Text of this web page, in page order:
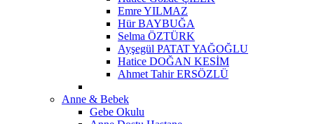
Emre YILMAZ
Hür BAYBUĞA
Selma ÖZTÜRK
Ayşegül PATAT YAĞOĞLU
Hatice DOĞAN KESİM
Ahmet Tahir ERSÖZLÜ
Anne & Bebek
Gebe Okulu